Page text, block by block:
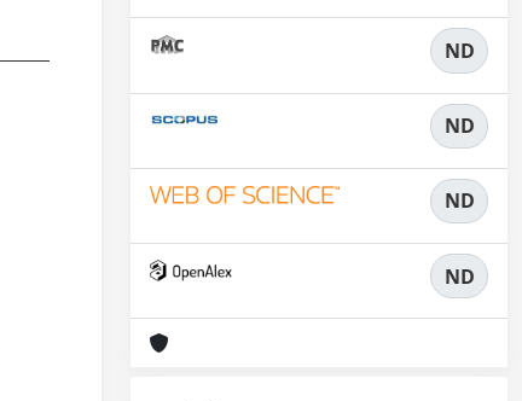
ND
ND
ND
ND